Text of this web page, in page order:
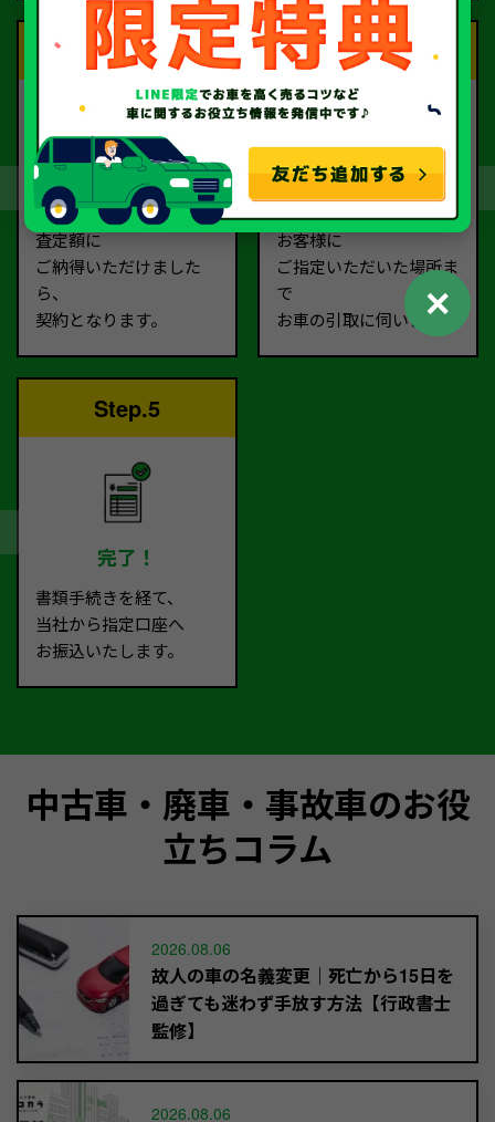
Step.3
契約
査定額に
ご納得いただけました
ら、
契約となります。
Step.4
お引取り
お客様に
ご指定いただいた場所ま
で
お車の引取に伺います。
Step.5
完了！
書類手続きを経て、
当社から指定口座へ
お振込いたします。
中古車・廃車・事故車のお役
立ちコラム
2026.08.06
故人の車の名義変更｜死亡から15日を
過ぎても迷わず手放す方法【行政書士
監修】
2026.08.06
✕